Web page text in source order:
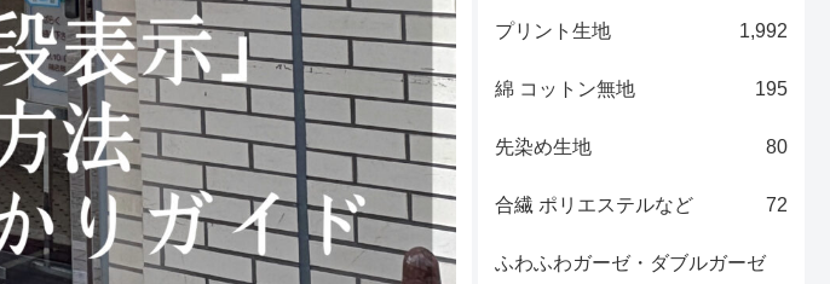
プリント生地 1,992
綿 コットン無地 195
先染め生地 80
合繊 ポリエステルなど 72
ふわふわガーゼ・ダブルガーゼ